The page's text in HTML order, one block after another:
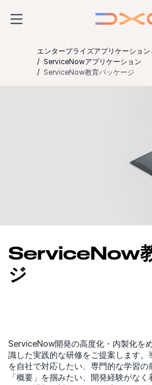
エンタープライズアプリケーション
ServiceNowアプリケーション
ServiceNow教育パッケージ
ServiceNow教
ジ
ServiceNow開発の高度化・内製化を
識した実践的な研修をご提案します
を自社で対応したい、専門的な学習
「概要」を掴みたい、開発経験がな